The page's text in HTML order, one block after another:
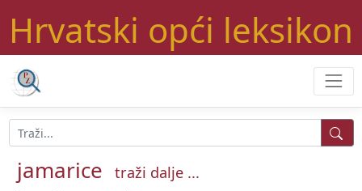
Hrvatski opći leksikon
jamarice traži dalje ...